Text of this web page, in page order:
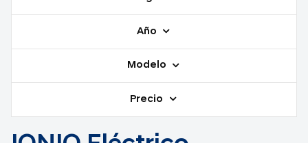
Año
Modelo
Precio